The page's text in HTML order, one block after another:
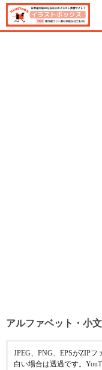
アルファベット・小
JPEG、PNG、EPSがZIP
白い場合は透過です。